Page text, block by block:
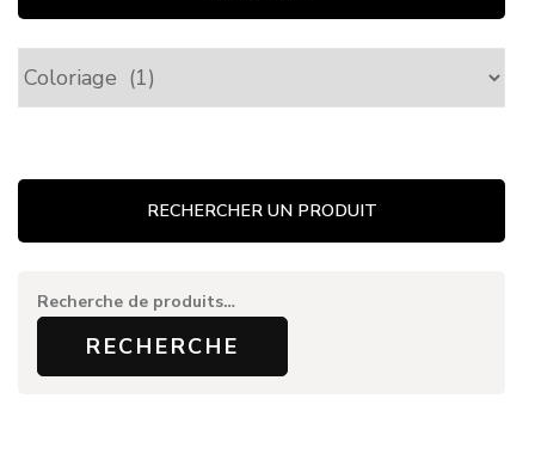
Catégories
RECHERCHER UN PRODUIT
RECHERCHE